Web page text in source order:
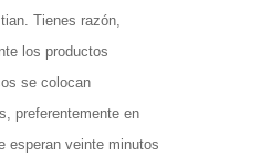
Tienes razón,
los productos
se colocan
preferentemente en
esperan veinte minutos